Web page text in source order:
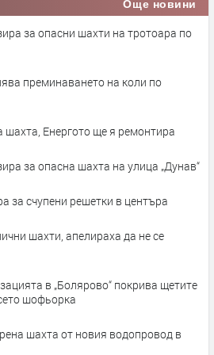
Още новини
за опасни шахти на тротоара по
преминаването на коли по
шахта, Енергото ще я ремонтира
за опасна шахта на улица „Дунав“
за счупени решетки в центъра
шахти, апелираха да не се
шофьорка